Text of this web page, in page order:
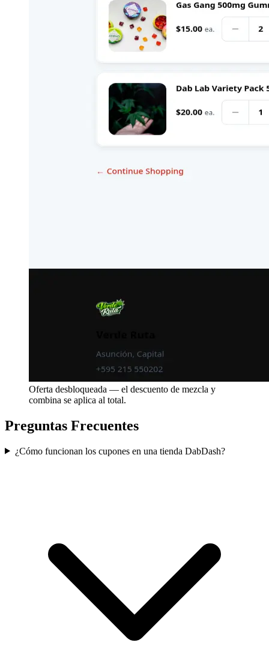
Oferta desbloqueada — el descuento de mezcla y
combina se aplica al total.
Preguntas Frecuentes
¿Cómo funcionan los cupones en una tienda DabDash?